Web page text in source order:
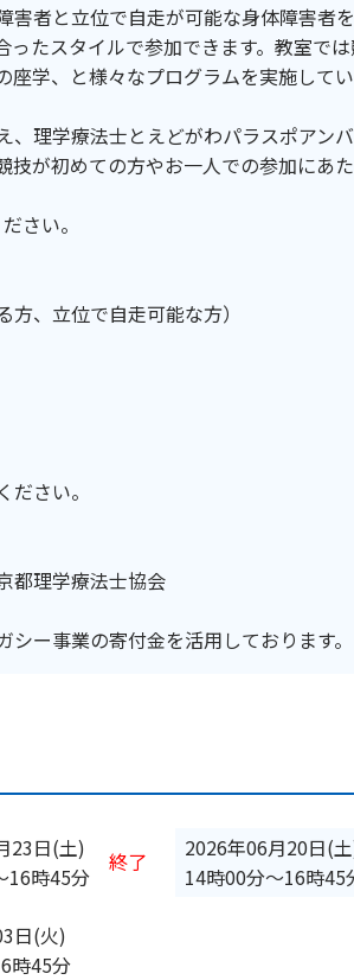
害者と立位で自走が可能な身体障害
ったスタイルで参加できます。教室で
学、と様々なプログラムを実施してい
理学療法士とえどがわパラスポアン
が初めての方やお一人での参加にあ
さい。
、立位で自走可能な方）
さい。
都理学療法士協会
ー事業の寄付金を活用しております。
23日(土)
16時45分
終了
2026年06月20日(
14時00分〜16時45
日(火)
時45分